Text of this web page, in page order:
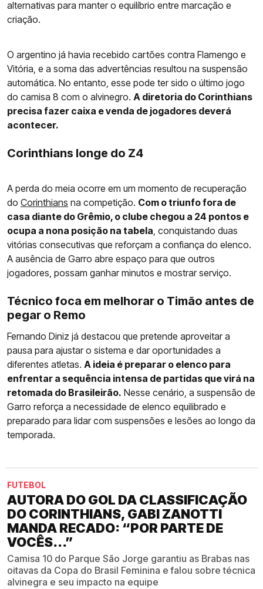
alternativas para manter o equilíbrio entre marcação e
criação.
O argentino já havia recebido cartões contra Flamengo e
Vitória, e a soma das advertências resultou na suspensão
automática. No entanto, esse pode ter sido o último jogo
do camisa 8 com o alvinegro. A diretoria do Corinthians
precisa fazer caixa e venda de jogadores deverá
acontecer.
Corinthians longe do Z4
A perda do meia ocorre em um momento de recuperação
do Corinthians na competição. Com o triunfo fora de
casa diante do Grêmio, o clube chegou a 24 pontos e
ocupa a nona posição na tabela, conquistando duas
vitórias consecutivas que reforçam a confiança do elenco.
A ausência de Garro abre espaço para que outros
jogadores, possam ganhar minutos e mostrar serviço.
Técnico foca em melhorar o Timão antes de
pegar o Remo
Fernando Diniz já destacou que pretende aproveitar a
pausa para ajustar o sistema e dar oportunidades a
diferentes atletas. A ideia é preparar o elenco para
enfrentar a sequência intensa de partidas que virá na
retomada do Brasileirão. Nesse cenário, a suspensão de
Garro reforça a necessidade de elenco equilibrado e
preparado para lidar com suspensões e lesões ao longo da
temporada.
FUTEBOL
AUTORA DO GOL DA CLASSIFICAÇÃO
DO CORINTHIANS, GABI ZANOTTI
MANDA RECADO: “POR PARTE DE
VOCÊS...”
Camisa 10 do Parque São Jorge garantiu as Brabas nas
oitavas da Copa do Brasil Feminina e falou sobre técnica
alvinegra e seu impacto na equipe